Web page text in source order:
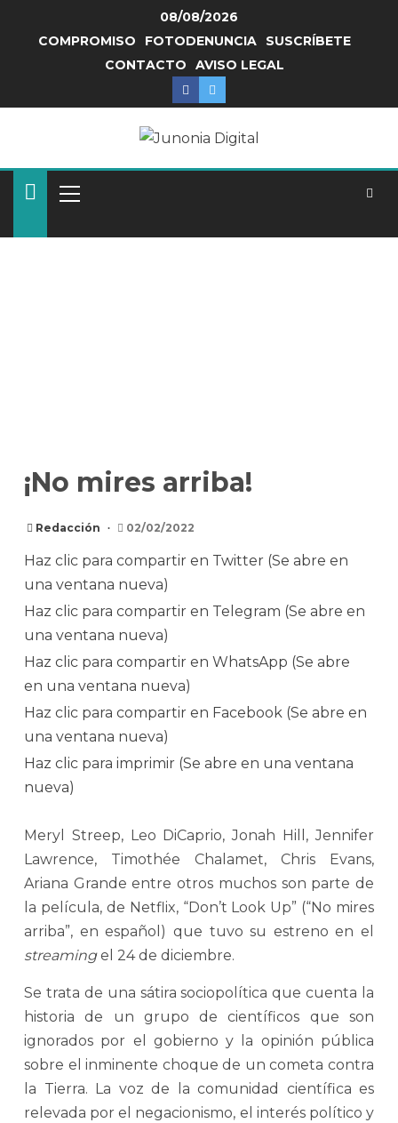
08/08/2026
COMPROMISO
FOTODENUNCIA
SUSCRÍBETE
CONTACTO
AVISO LEGAL
¡No mires arriba!
Redacción 02/02/2022
Haz clic para compartir en Twitter (Se abre en
una ventana nueva)
Haz clic para compartir en Telegram (Se abre en
una ventana nueva)
Haz clic para compartir en WhatsApp (Se abre
en una ventana nueva)
Haz clic para compartir en Facebook (Se abre en
una ventana nueva)
Haz clic para imprimir (Se abre en una ventana
nueva)
Meryl Streep, Leo DiCaprio, Jonah Hill, Jennifer
Lawrence, Timothée Chalamet, Chris Evans,
Ariana Grande entre otros muchos son parte de
la película, de Netflix, “Don’t Look Up” (“No mires
arriba”, en español) que tuvo su estreno en el
streamingel 24 de diciembre.
Se trata de una sátira sociopolítica que cuenta la
historia de un grupo de científicos que son
ignorados por el gobierno y la opinión pública
sobre el inminente choque de un cometa contra
la Tierra. La voz de la comunidad científica es
relevada por el negacionismo, el interés político y